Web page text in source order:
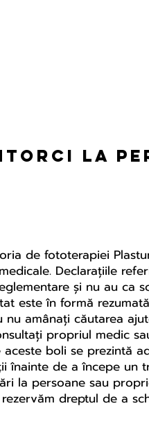
la
de fototerapiei
Declarațiile
și nu au ca
este în formă
amânați căutarea
propriul medic
boli se prezintă
înainte de a începe un
la persoane sau
dreptul de a